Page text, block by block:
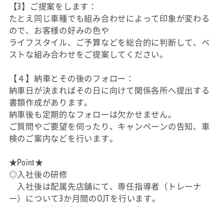
【3】ご提案をします：
たとえ同じ車種でも組み合わせによって印象が変わる
ので、お客様の好みの色や
ライフスタイル、ご予算などを総合的に判断して、ベ
ストな組み合わせをご提案してください。
【４】納車とその後のフォロー：
納車日が決まればその日に向けて関係各所へ提出する
書類作成があります。
納車後も定期的なフォローは欠かせません。
ご質問やご要望を伺ったり、キャンペーンの告知、車
検のご案内などを行います。
★Point★
◎入社後の研修
入社後は配属先店舗にて、専任指導者（トレーナ
ー）について3か月間のOJTを行います。